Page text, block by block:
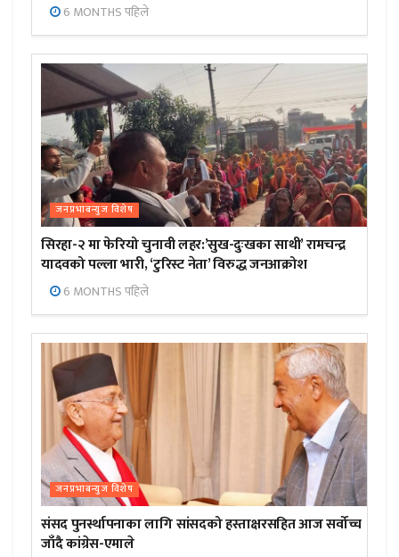
6 MONTHS पहिले
जनप्रभाबन्युज विशेष
सिरहा-२ मा फेरियो चुनावी लहर:’सुख-दुःखका साथी’ रामचन्द्र
यादवको पल्ला भारी, ‘टुरिस्ट नेता’ विरुद्ध जनआक्रोश
6 MONTHS पहिले
जनप्रभाबन्युज विशेष
संसद पुनर्स्थापनाका लागि सांसदको हस्ताक्षरसहित आज सर्वोच्च
जाँदै कांग्रेस-एमाले